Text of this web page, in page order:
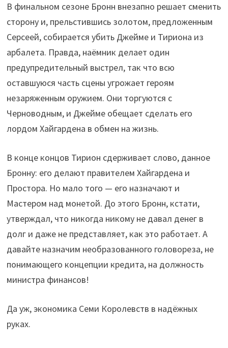
В финальном сезоне Бронн внезапно решает сменить
сторону и, прельстившись золотом, предложенным
Серсеей, собирается убить Джейме и Тириона из
арбалета. Правда, наёмник делает один
предупредительный выстрел, так что всю
оставшуюся часть сцены угрожает героям
незаряженным оружием. Они торгуются с
Черноводным, и Джейме обещает сделать его
лордом Хайгардена в обмен на жизнь.
В конце концов Тирион сдерживает слово, данное
Бронну: его делают правителем Хайгардена и
Простора. Но мало того — его назначают и
Мастером над монетой. До этого Бронн, кстати,
утверждал, что никогда никому не давал денег в
долг и даже не представляет, как это работает. А
давайте назначим необразованного головореза, не
понимающего концепции кредита, на должность
министра финансов!
Да уж, экономика Семи Королевств в надёжных
руках.